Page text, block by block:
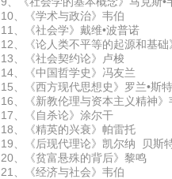
10、《学术与政治》韦伯
11、《社会学》戴维•波普诺
12、《论人类不平等的起源和基础
13、《社会契约论》卢梭
14、《中国哲学史》冯友兰
15、《西方现代思想史》罗兰•斯
16、《新教伦理与资本主义精神
17、《自杀论》涂尔干
18、《精英的兴衰》帕雷托
19、《后现代理论》凯尔纳 贝斯
20、《贫富悬殊的背后》黎鸣
21、《经济与社会》韦伯